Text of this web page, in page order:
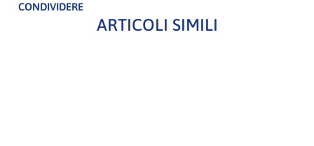
CONDIVIDERE
ARTICOLI SIMILI